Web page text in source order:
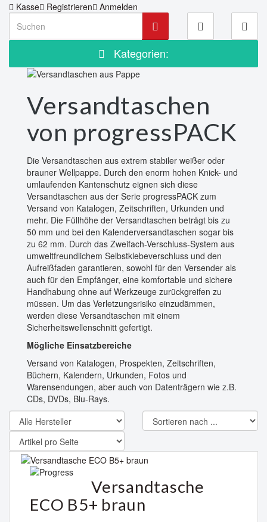
Kasse Registrieren Anmelden
Kategorien:
Versandtaschen
von progressPACK
Die Versandtaschen aus extrem stabiler weißer oder
brauner Wellpappe. Durch den enorm hohen Knick- und
umlaufenden Kantenschutz eignen sich diese
Versandtaschen aus der Serie progressPACK zum
Versand von Katalogen, Zeitschriften, Urkunden und
mehr. Die Füllhöhe der Versandtaschen beträgt bis zu
50 mm und bei den Kalenderversandtaschen sogar bis
zu 62 mm. Durch das Zweifach-Verschluss-System aus
umweltfreundlichem Selbstklebeverschluss und den
Aufreißfaden garantieren, sowohl für den Versender als
auch für den Empfänger, eine komfortable und sichere
Handhabung ohne auf Werkzeuge zurückgreifen zu
müssen. Um das Verletzungsrisiko einzudämmen,
werden diese Versandtaschen mit einem
Sicherheitswellenschnitt gefertigt.
Mögliche Einsatzbereiche
Versand von Katalogen, Prospekten, Zeitschriften,
Büchern, Kalendern, Urkunden, Fotos und
Warensendungen, aber auch von Datenträgern wie z.B.
CDs, DVDs, Blu-Rays.
Versandtasche
ECO B5+ braun